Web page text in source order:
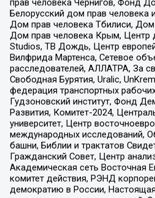
прав человека Чернигов, Фонд
Белорусский дом прав человека
Дом прав человека Тбилиси, Дом
Дом прав человека Крым, Центр
Studios, ТВ Дождь, Центр
Вилфрида Мартенса, Сетевое
расследователей, АЛЛАТРА, За
Свободная Бурятия, Uralic,
федерация транспортных
Гудзоновский институт, Фонд
Развития, Комитет-2024,
университет, Центр
международных исследований,
башни, Библии и трактатов
Гражданский Совет, Центр
Академическая сеть Восточная
комитет действия, РЭНД
демократию в России,